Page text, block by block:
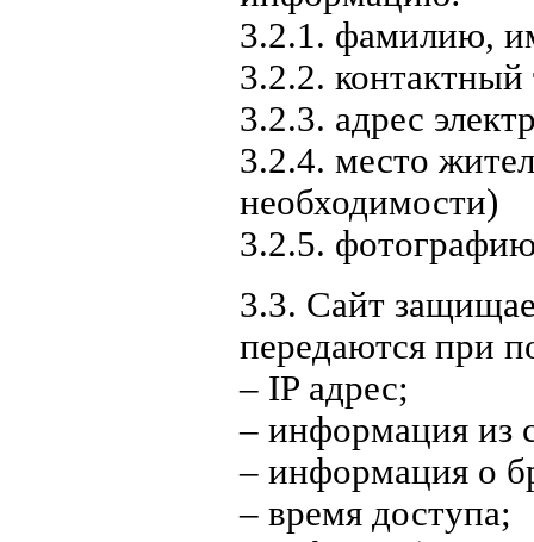
3.2.1. фамилию,
3.2.2. контактный
3.2.3. адрес
3.2.4. место
необходимости)
3.2.5.
3.3. Сайт
передаются при
– IP адрес;
– информация из
– информация о
– время доступа;